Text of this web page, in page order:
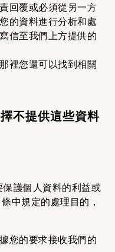
回覆或必須從另一方
的資料進行分析和處
信至我們上方提供的
裡您還可以找到相關
不提供這些資料
護個人資料的利益或
中規定的處理目的，
您的要求接收我們的